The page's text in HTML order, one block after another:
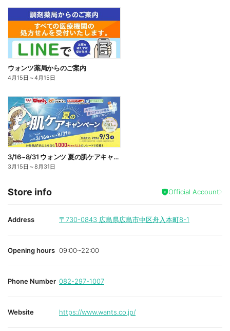
ウォンツ薬局からのご案内
4月15日 ～4月15日
3/16~8/31 ウォンツ 夏の肌ケアキャンペーン
3月15日 ～8月31日
Store info Official Account
Address 〒730-0843 広島県広島市中区舟入本町8-1
Opening hours 09:00~22:00
Phone Number 082-297-1007
Website https://www.wants.co.jp/